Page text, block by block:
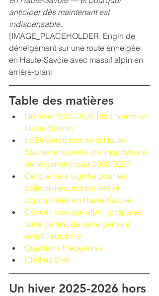
anticiper dès maintenant est
indispensable.
[IMAGE_PLACEHOLDER: Engin de
déneigement sur une route enneigée
en Haute-Savoie avec massif alpin en
arrière-plan]
Table des matières
Un hiver 2025-2026 hors norme en
Haute-Savoie
Le Département de la Haute-
Savoie renouvelle ses marchés de
déneigement pour 2026-2027
Ce que cela signifie pour les
collectivités, entreprises et
copropriétés en Haute-Savoie
Conseil pratique alpin : préparez
votre contrat de déneigement
avant l'automne
Questions Fréquentes
Chiffres Clés
Un hiver 2025-2026 hors